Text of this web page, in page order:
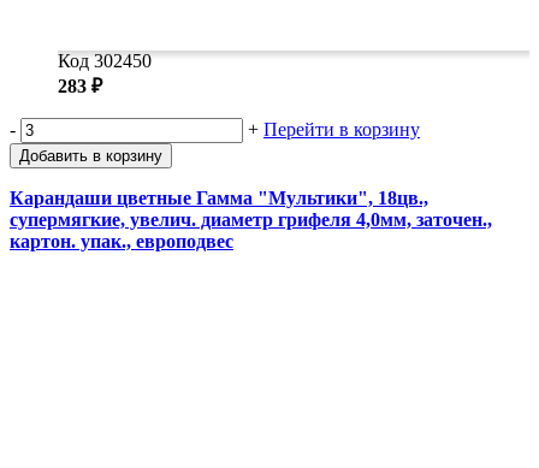
Код 302450
283 ₽
- + Перейти в корзину
Добавить в корзину
Карандаши цветные Гамма "Мультики", 18цв.,
супермягкие, увелич. диаметр грифеля 4,0мм, заточен.,
картон. упак., европодвес